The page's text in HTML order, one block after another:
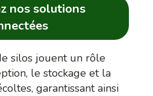
nos solutions
silos jouent un rôle
le stockage et la
garantissant ainsi